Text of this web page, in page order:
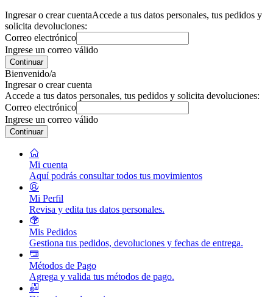
Ingresar o crear cuentaAccede a tus datos personales, tus pedidos y
solicita devoluciones:
Correo electrónico
Ingrese un correo válido
Continuar
Bienvenido/a
Ingresar o crear cuenta
Accede a tus datos personales, tus pedidos y solicita devoluciones:
Correo electrónico
Ingrese un correo válido
Continuar
Mi cuenta
Aquí podrás consultar todos tus movimientos
Mi Perfil
Revisa y edita tus datos personales.
Mis Pedidos
Gestiona tus pedidos, devoluciones y fechas de entrega.
Métodos de Pago
Agrega y valida tus métodos de pago.